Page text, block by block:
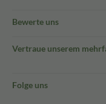
Bewerte uns
Vertraue unserem
Folge uns